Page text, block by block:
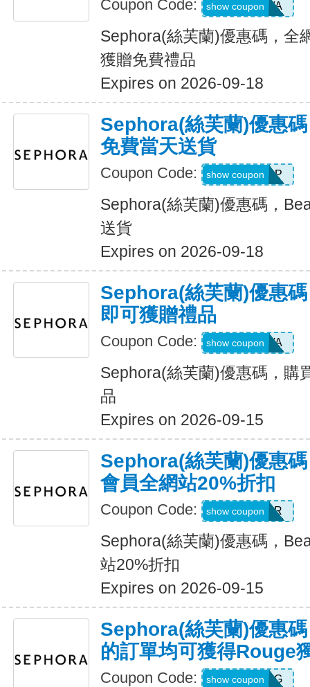
Coupon Code: GUAVA
show coupon
Sephora(絲芙蘭)優惠碼，全
獲贈免費禮品
Expires on 2026-09-18
Sephora(絲芙蘭)優惠
免費當天送貨
Coupon Code: GETASAP
show coupon
Sephora(絲芙蘭)優惠碼，
送貨
Expires on 2026-09-18
Sephora(絲芙蘭)優惠
即可獲贈禮品
Coupon Code: GUAVA
show coupon
Sephora(絲芙蘭)優惠碼，購
品
Expires on 2026-09-15
Sephora(絲芙蘭)優惠
會員全網站20%折扣
Coupon Code: 4XFOREVER
show coupon
Sephora(絲芙蘭)優惠碼，
站20%折扣
Expires on 2026-09-15
Sephora(絲芙蘭)優惠
的訂單均可獲得Rouge
Coupon Code: ROUGEBAG
show coupon